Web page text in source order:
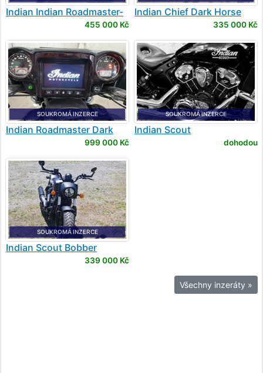
Indian Indian Roadmaster-
455 000 Kč
Indian Chief Dark Horse
335 000 Kč
SOUKROMÁ INZERCE
Indian Roadmaster Dark
999 000 Kč
SOUKROMÁ INZERCE
Indian Scout
dohodou
SOUKROMÁ INZERCE
Indian Scout Bobber
339 000 Kč
Všechny inzeráty »